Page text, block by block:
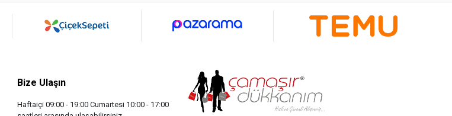
Bize Ulaşın
Haftaiçi 09:00 - 19:00 Cumartesi 10:00 - 17:00